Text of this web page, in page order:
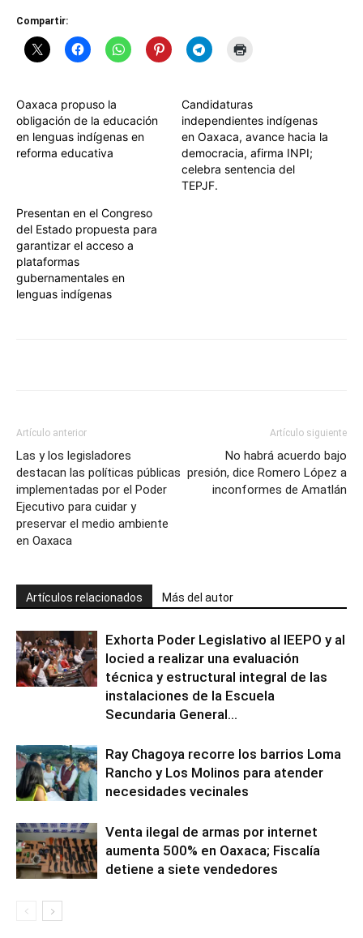
Compartir:
Oaxaca propuso la
obligación de la educación
en lenguas indígenas en
reforma educativa
Candidaturas
independientes indígenas
en Oaxaca, avance hacia la
democracia, afirma INPI;
celebra sentencia del
TEPJF.
Presentan en el Congreso
del Estado propuesta para
garantizar el acceso a
plataformas
gubernamentales en
lenguas indígenas
Artículo anterior
Las y los legisladores
destacan las políticas públicas
implementadas por el Poder
Ejecutivo para cuidar y
preservar el medio ambiente
en Oaxaca
Artículo siguiente
No habrá acuerdo bajo
presión, dice Romero López a
inconformes de Amatlán
Artículos relacionados Más del autor
Exhorta Poder Legislativo al IEEPO y al
Iocied a realizar una evaluación
técnica y estructural integral de las
instalaciones de la Escuela
Secundaria General...
Ray Chagoya recorre los barrios Loma
Rancho y Los Molinos para atender
necesidades vecinales
Venta ilegal de armas por internet
aumenta 500% en Oaxaca; Fiscalía
detiene a siete vendedores